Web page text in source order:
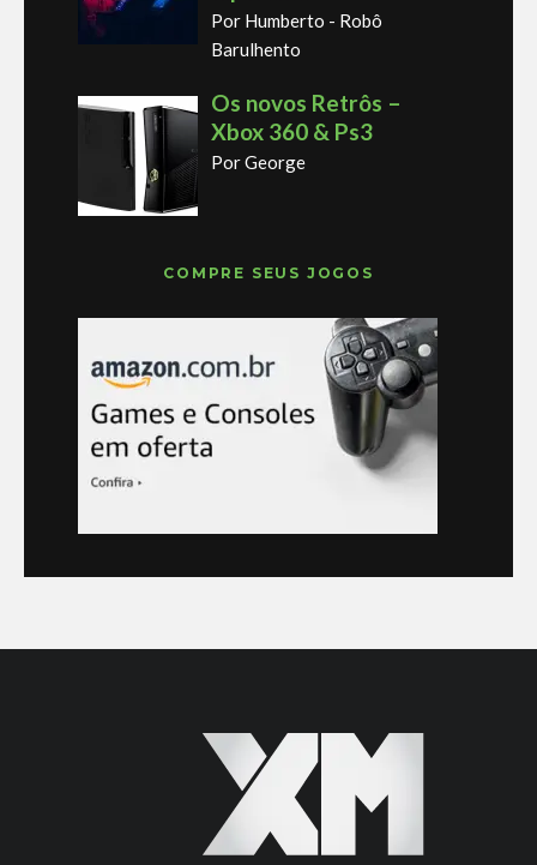
Por Humberto - Robô
Barulhento
Os novos Retrôs –
Xbox 360 & Ps3
Por George
COMPRE SEUS JOGOS